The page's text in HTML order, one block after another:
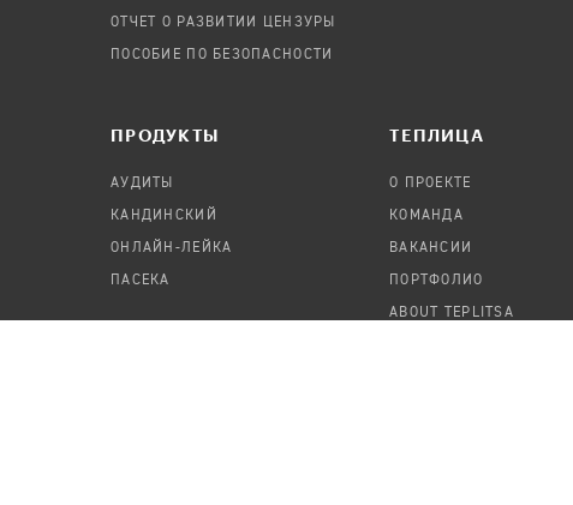
ОТЧЕТ О РАЗВИТИИ ЦЕНЗУРЫ
ПОСОБИЕ ПО БЕЗОПАСНОСТИ
ПРОДУКТЫ
АУДИТЫ
КАНДИНСКИЙ
ОНЛАЙН-ЛЕЙКА
ПАСЕКА
TЕПЛИЦА
О ПРОЕКТЕ
КОМАНДА
ВАКАНСИИ
ПОРТФОЛИО
ABOUT TEPLITSA